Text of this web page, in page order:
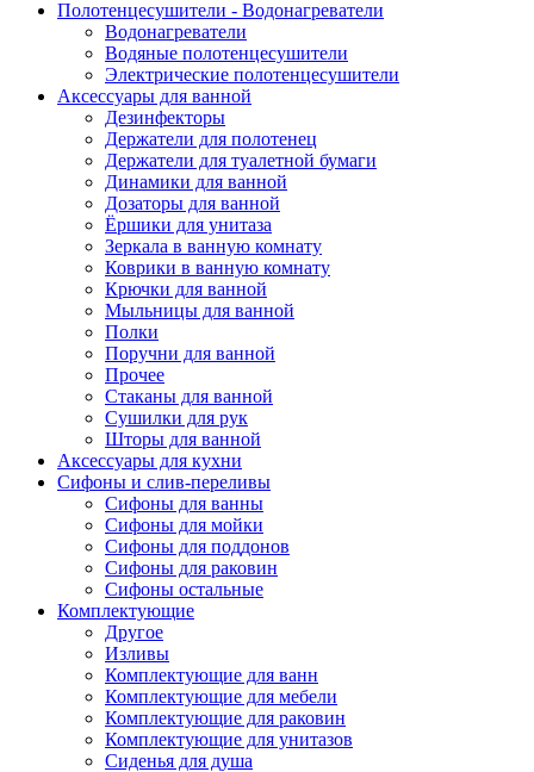
Полотенцесушители - Водонагреватели
Водонагреватели
Водяные полотенцесушители
Электрические полотенцесушители
Аксессуары для ванной
Дезинфекторы
Держатели для полотенец
Держатели для туалетной бумаги
Динамики для ванной
Дозаторы для ванной
Ёршики для унитаза
Зеркала в ванную комнату
Коврики в ванную комнату
Крючки для ванной
Мыльницы для ванной
Полки
Поручни для ванной
Прочее
Стаканы для ванной
Сушилки для рук
Шторы для ванной
Аксессуары для кухни
Сифоны и слив-переливы
Сифоны для ванны
Сифоны для мойки
Сифоны для поддонов
Сифоны для раковин
Сифоны остальные
Комплектующие
Другое
Изливы
Комплектующие для ванн
Комплектующие для мебели
Комплектующие для раковин
Комплектующие для унитазов
Сиденья для душа